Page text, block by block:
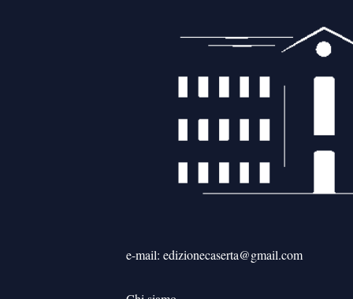
e-mail: edizionecaserta@gmail.com